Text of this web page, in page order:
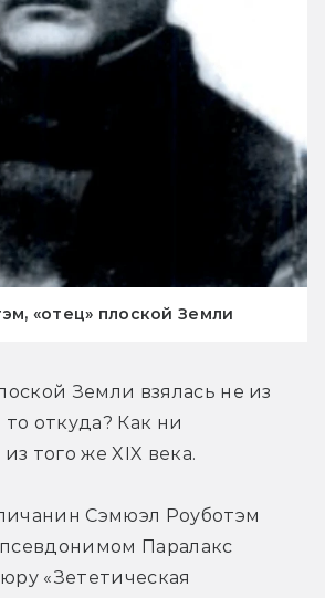
«отец» плоской Земли
Земли взялась не из
откуда? Как ни
того же XIX века.
Сэмюэл Роуботэм
псевдонимом Паралакс
«Зететическая